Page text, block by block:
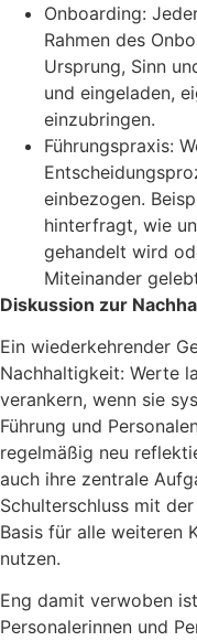
Onboarding:
Rahmen des
Ursprung, Sinn
und eingeladen,
einzubringen.
Führungspraxis:
einbezogen.
hinterfragt, wie
gehandelt wird
Miteinander
Diskussion zur
Ein wiederkehrender
Nachhaltigkeit: Werte
verankern, wenn sie
Führung und
regelmäßig neu
auch ihre zentrale
Schulterschluss mit
Basis für alle weiteren
nutzen.
Eng damit verwoben
Personalerinnen und